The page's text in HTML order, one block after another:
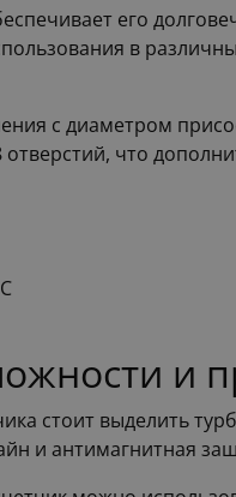
его
в
с диаметром
что
и
стоит выделить
и антимагнитная